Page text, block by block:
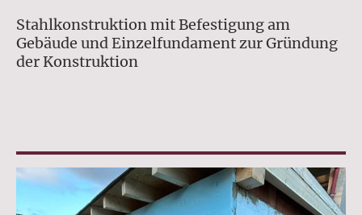
Stahlkonstruktion mit Befestigung am
Gebäude und Einzelfundament zur Gründung
der Konstruktion